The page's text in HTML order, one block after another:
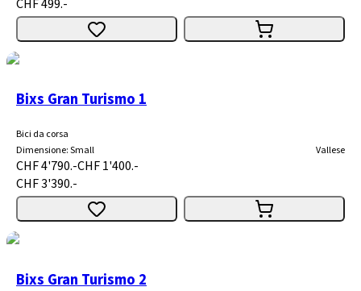
CHF 499.-
Bixs Gran Turismo 1
Bici da corsa
Dimensione:Small Vallese
CHF 4'790.-CHF 1'400.-
CHF 3'390.-
Bixs Gran Turismo 2